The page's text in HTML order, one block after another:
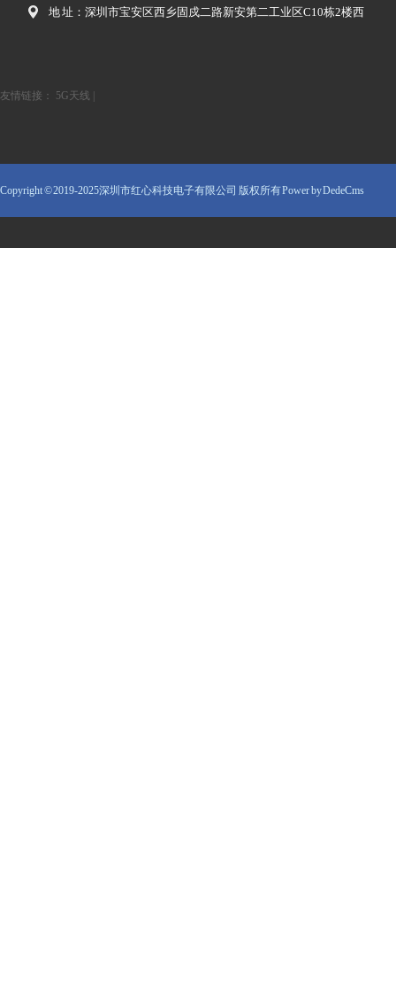
地 址：深圳市宝安区西乡固戍二路新安第二工业区C10栋2楼西
友情链接： 5G天线
Copyright © 2019-2025深圳市红心科技电子有限公司 版权所有Power by DedeCms